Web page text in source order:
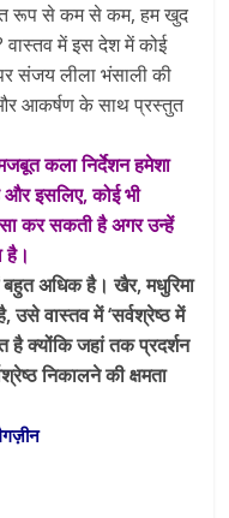
रूप से कम से कम, हम खुद
में इस देश में कोई
संजय लीला भंसाली की
और आकर्षण के साथ प्रस्तुत
कला निर्देशन हमेशा
इसलिए, कोई भी
कर सकती है अगर उन्हें
है।
अधिक है। खैर, मधुरिमा
उसे वास्तव में ‘सर्वश्रेष्ठ में
क्योंकि जहां तक प्रदर्शन
निकालने की क्षमता